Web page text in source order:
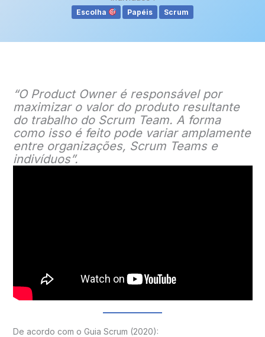
Escolha Papéis Scrum
“O Product Owner é responsável por
maximizar o valor do produto resultante
do trabalho do Scrum Team. A forma
como isso é feito pode variar amplamente
entre organizações, Scrum Teams e
indivíduos”.
De acordo com o Guia Scrum (2020):